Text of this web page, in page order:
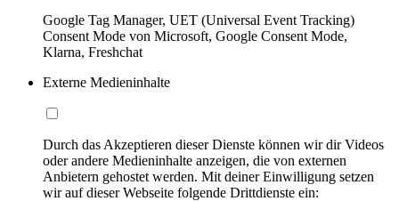
Google Tag Manager, UET (Universal Event Tracking)
Consent Mode von Microsoft, Google Consent Mode,
Klarna, Freshchat
Externe Medieninhalte
Durch das Akzeptieren dieser Dienste können wir dir Videos
oder andere Medieninhalte anzeigen, die von externen
Anbietern gehostet werden. Mit deiner Einwilligung setzen
wir auf dieser Webseite folgende Drittdienste ein: